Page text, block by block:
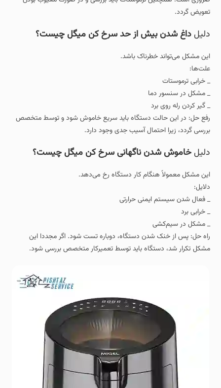
تعویض گردد.
دلیلداغ شدن بیش از حد سرخ کن میگل چیست؟
این مشکل می‌تواند خطرناک باشد.
علت‌ها:
_ خرابی ترموستات
_ مشکل در سنسور دما
_ گیر کردن رله روی برد
رفع حل: در این حالت دستگاه باید سریع خاموش شود و توسط متخصص
بررسی گردد، زیرا احتمال آسیب جدی وجود دارد.
دلیلخاموش شدن ناگهانی سرخ‌ کن میگل چیست؟
این مشکل معمولاً هنگام کار دستگاه رخ می‌دهد.
دلایل:
_ فعال شدن سیستم ایمنی حرارتی
_ خرابی برد
_ مشکل در سیم‌کشی
راه‌ حل: پس از خنک شدن دستگاه، دوباره تست شود. اگر مجددا این
مشکل تکرار شد، دستگاه باید توسط تعمیرکار متخصص بررسی شود.